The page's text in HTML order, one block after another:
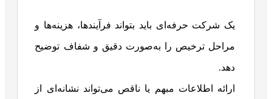
یک شرکت حرفه‌ای باید بتواند فرآیندها، هزینه‌ها و
مراحل ترخیص را به‌صورت دقیق و شفاف توضیح
دهد.
ارائه اطلاعات مبهم یا ناقص می‌تواند نشانه‌ای از